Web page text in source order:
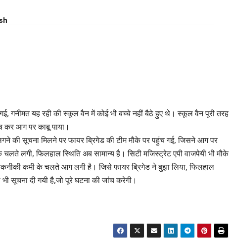
गनीमत यह रही की स्कूल वैन में कोई भी बच्चे नहीं बैठे हुए थे। स्कूल वैन पूरी तरह
कर आग पर काबू पाया।
की सूचना मिलने पर फायर ब्रिगेड की टीम मौके पर पहुंच गई, जिसने आग पर
लगी, फिलहाल स्थिति अब सामान्य है। सिटी मजिस्ट्रेट एपी वाजपेयी भी मौके
कमी के चलते आग लगी है। जिसे फायर ब्रिगेड ने बुझा लिया, फिलहाल
सूचना दी गयी है,जो पूरे घटना की जांच करेगी।